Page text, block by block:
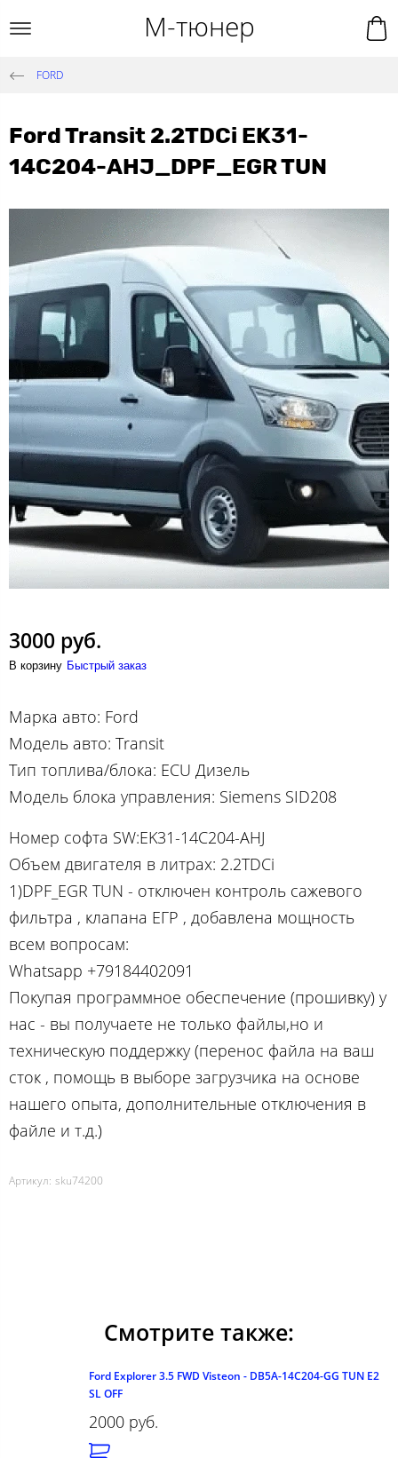
М-тюнер
FORD
Ford Transit 2.2TDCi EK31-
14C204-AHJ_DPF_EGR TUN
3000 руб.
В корзину Быстрый заказ
Марка авто: Ford
Модель авто: Transit
Тип топлива/блока: ECU Дизель
Модель блока управления: Siemens SID208
Номер софта SW:EK31-14C204-AHJ
Объем двигателя в литрах: 2.2TDCi
1)DPF_EGR TUN - отключен контроль сажевого
фильтра , клапана ЕГР , добавлена мощность
вcем вопросам:
Whatsapp +79184402091
Покупая программное обеспечение (прошивку) у
нас - вы получаете не только файлы,но и
техническую поддержку (перенос файла на ваш
сток , помощь в выборе загрузчика на основе
нашего опыта, дополнительные отключения в
файле и т.д.)
Артикул: sku74200
Смотрите также:
Ford Explorer 3.5 FWD Visteon - DB5A-14C204-GG TUN E2
SL OFF
2000 руб.